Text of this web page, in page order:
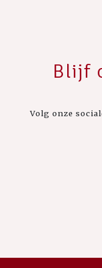
Blijf
Volg onze